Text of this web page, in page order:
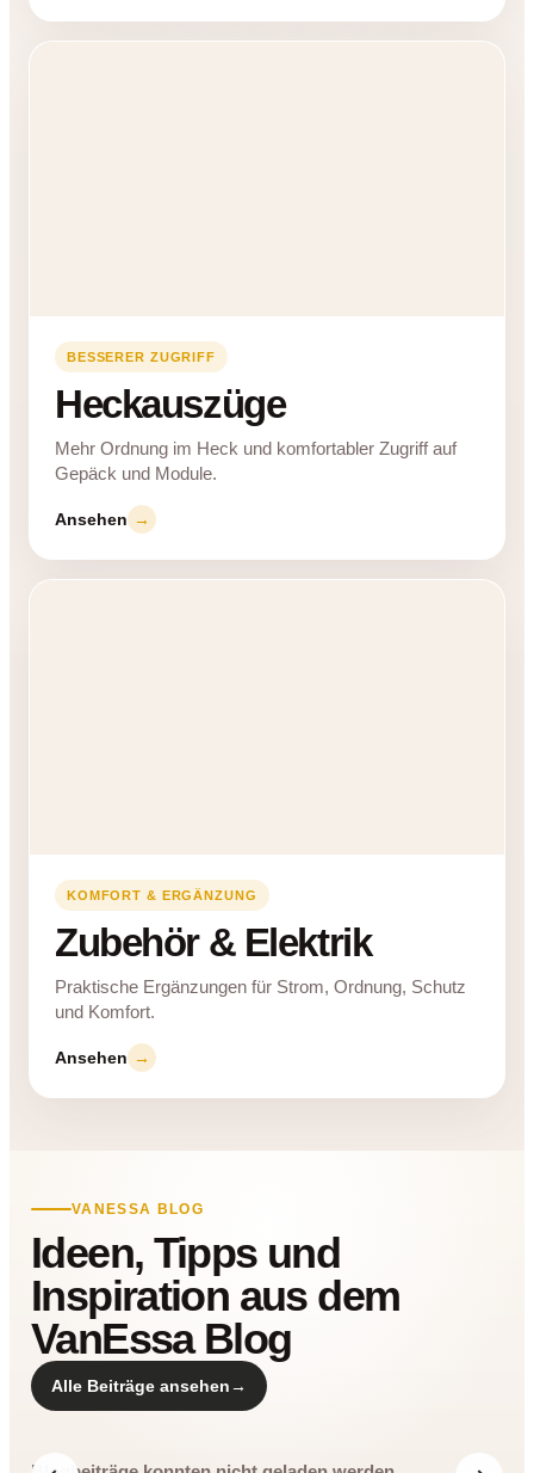
BESSERER ZUGRIFF
Heckauszüge
Mehr Ordnung im Heck und komfortabler Zugriff auf
Gepäck und Module.
Ansehen →
KOMFORT & ERGÄNZUNG
Zubehör & Elektrik
Praktische Ergänzungen für Strom, Ordnung, Schutz
und Komfort.
Ansehen →
VANESSA BLOG
Ideen, Tipps und
Inspiration aus dem
VanEssa Blog
Alle Beiträge ansehen→